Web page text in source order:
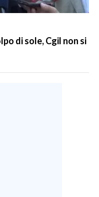
di sole, Cgil non si